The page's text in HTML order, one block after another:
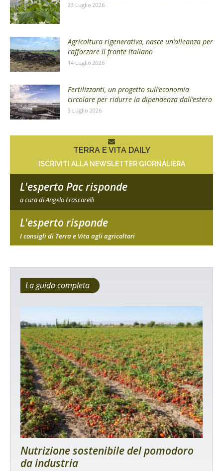
23 Luglio 2026
Agricoltura rigenerativa, nasce un’alleanza per
rafforzare il fronte italiano
14 Luglio 2026
Fertilizzanti, un progetto sull’economia
circolare per ridurre la dipendenza dall’estero
3 Luglio 2026
TERRA E VITA DAILY
ISCRIVITI ALLA NEWSLETTER GIORNALIERA
L'esperto Pac risponde
a cura di Angelo Frascarelli
L'esperto risponde
I consigli di Terra e Vita agli agricoltori
La guida completa
Nutrizione sostenibile del pomodoro
da industria